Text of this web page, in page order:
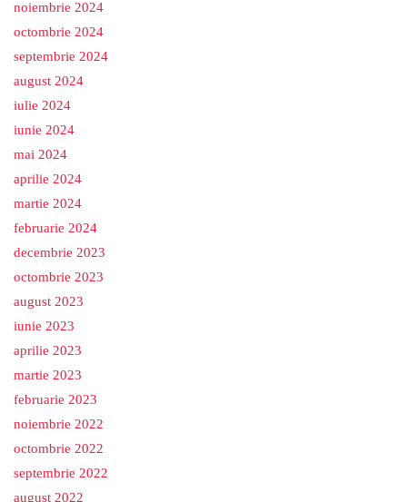
noiembrie 2024
octombrie 2024
septembrie 2024
august 2024
iulie 2024
iunie 2024
mai 2024
aprilie 2024
martie 2024
februarie 2024
decembrie 2023
octombrie 2023
august 2023
iunie 2023
aprilie 2023
martie 2023
februarie 2023
noiembrie 2022
octombrie 2022
septembrie 2022
august 2022